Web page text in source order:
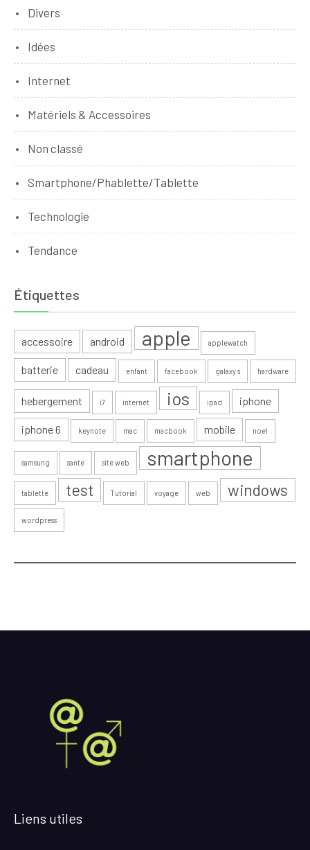
Divers
Idées
Internet
Matériels & Accessoires
Non classé
Smartphone/Phablette/Tablette
Technologie
Tendance
Étiquettes
accessoire android apple applewatch
batterie cadeau enfant facebook galaxy s hardware
hebergement i7 internet ios ipad iphone
iphone 6 keynote mac macbook mobile noel
samsung sante site web smartphone
tablette test Tutorial voyage web windows
wordpress
Liens utiles